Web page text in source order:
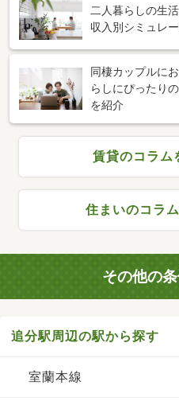
二人暮らしの生
収入別シミュレ
同棲カップルに
らしにぴったり
を紹介
賃貸のコラム
住まいのコラ
その他の
追分駅周辺の駅から探す
室蘭本線